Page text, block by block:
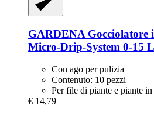
GARDENA Gocciolatore
Micro-​Drip-​System 0-​15
Con ago per pulizia
Contenuto: 10 pezzi
Per file di piante e piante in
€ 14,79